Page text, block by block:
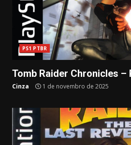
PS1 PTBR
Tomb Raider Chronicles –
Cinza 1 de novembro de 2025